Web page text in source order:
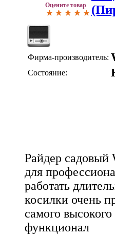
Оцените товар
Фирма-производитель:
Состояние:
Райдер садовый
для
работать
косилки очень
самого
функционал